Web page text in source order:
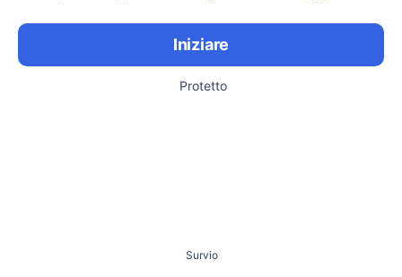
Iniziare
Protetto
Survio